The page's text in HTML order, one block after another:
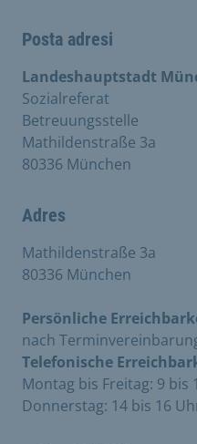
Posta adresi
Landeshauptstadt
Sozialreferat
Betreuungsstelle
Mathildenstraße 3a
80336 München
Adres
Mathildenstraße 3a
80336 München
Persönliche
nach
Telefonische
Montag bis Freitag: 9 bis
Donnerstag: 14 bis 16